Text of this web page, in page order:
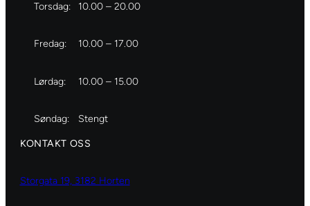
Torsdag: 10.00 – 20.00
Fredag: 10.00 – 17.00
Lørdag: 10.00 – 15.00
Søndag: Stengt
KONTAKT OSS
Storgata 19, 3182 Horten